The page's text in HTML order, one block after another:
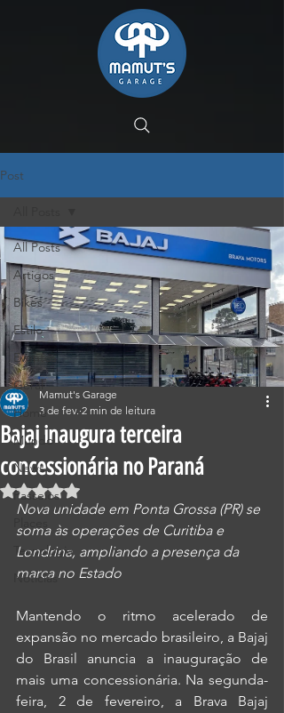
Post
All Posts
Artigos
Bikes
Estilo
Eventos
Geral
Home
Mundo
News
Passeios
Tecnologia
Notícias
Bajaj inaugura terceira
concessionária no Paraná
Mamut's Garage
3 de fev. 2 min de leitura
Avaliado com NaN de 5 estrelas.
Nova unidade em Ponta Grossa (PR) se
soma às operações de Curitiba e
Londrina, ampliando a presença da
marca no Estado
Mantendo o ritmo acelerado de
expansão no mercado brasileiro, a Bajaj
do Brasil anuncia a inauguração de
mais uma concessionária. Na segunda-
feira, 2 de fevereiro, a Brava Bajaj